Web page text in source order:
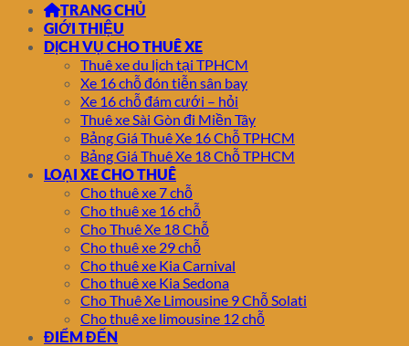
TRANG CHỦ
GIỚI THIỆU
DỊCH VỤ CHO THUÊ XE
Thuê xe du lịch tại TPHCM
Xe 16 chỗ đón tiễn sân bay
Xe 16 chỗ đám cưới – hỏi
Thuê xe Sài Gòn đi Miền Tây
Bảng Giá Thuê Xe 16 Chỗ TPHCM
Bảng Giá Thuê Xe 18 Chỗ TPHCM
LOẠI XE CHO THUÊ
Cho thuê xe 7 chỗ
Cho thuê xe 16 chỗ
Cho Thuê Xe 18 Chỗ
Cho thuê xe 29 chỗ
Cho thuê xe Kia Carnival
Cho thuê xe Kia Sedona
Cho Thuê Xe Limousine 9 Chỗ Solati
Cho thuê xe limousine 12 chỗ
ĐIỂM ĐẾN